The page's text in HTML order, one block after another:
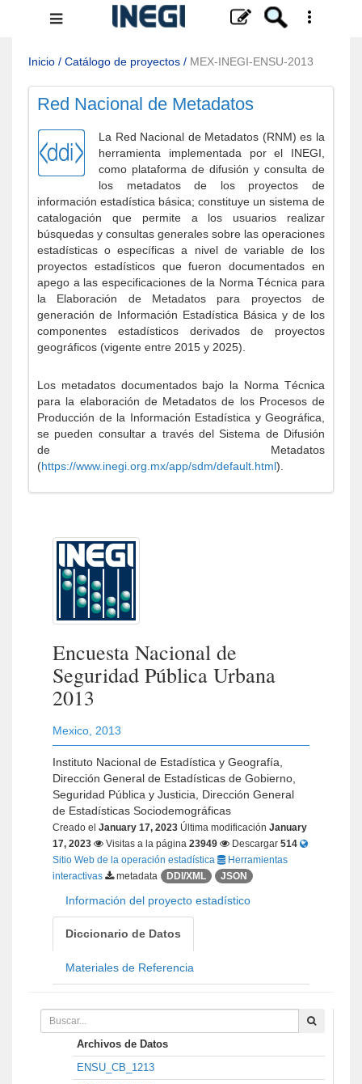
Menú
navegación
Inicio / Catálogo de proyectos / MEX-INEGI-ENSU-2013
Red Nacional de Metadatos
La Red Nacional de Metadatos (RNM) es la
herramienta implementada por el INEGI,
como plataforma de difusión y consulta de
los metadatos de los proyectos de
información estadística básica; constituye un sistema de
catalogación que permite a los usuarios realizar
búsquedas y consultas generales sobre las operaciones
estadísticas o específicas a nivel de variable de los
proyectos estadísticos que fueron documentados en
apego a las especificaciones de la Norma Técnica para
la Elaboración de Metadatos para proyectos de
generación de Información Estadística Básica y de los
componentes estadísticos derivados de proyectos
geográficos (vigente entre 2015 y 2025).
Los metadatos documentados bajo la Norma Técnica
para la elaboración de Metadatos de los Procesos de
Producción de la Información Estadística y Geográfica,
se pueden consultar a través del Sistema de Difusión
de Metadatos
(https://www.inegi.org.mx/app/sdm/default.html).
Encuesta Nacional de
Seguridad Pública Urbana
2013
Mexico 2013
Instituto Nacional de Estadística y Geografía,
Dirección General de Estadísticas de Gobierno,
Seguridad Pública y Justicia, Dirección General
de Estadísticas Sociodemográficas
Creado el January 17, 2023 Última modificación January
17, 2023
Visitas a la página 23949 Descargar 514
Sitio Web de la operación estadística
Herramientas
interactivas
metadata DDI/XML JSON
Información del proyecto estadístico
Diccionario de Datos
Materiales de Referencia
Archivos de Datos
ENSU_CB_1213